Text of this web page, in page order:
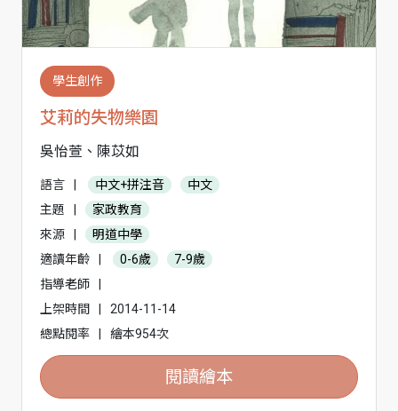
學生創作
艾莉的失物樂園
吳怡萱、陳苡如
語言 中文+拼注音
中文
主題
家政教育
來源
明道中學
適讀年齡
0-6歲
7-9歲
指導老師
上架時間
2014-11-14
總點閱率
繪本954次
閱讀繪本